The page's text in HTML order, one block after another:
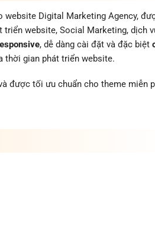
website Digital Marketing Agency,
website, Social Marketing, dịch
, dễ dàng cài đặt và đặc biệt
thời gian phát triển website.
được tối ưu chuẩn cho theme miễn